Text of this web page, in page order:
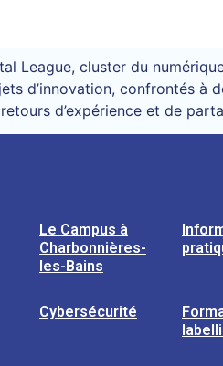
League, cluster du
d’innovation, confrontés à
d’expérience et de
Le Campus à
Charbonnières-
les-Bains
Cybersécurité